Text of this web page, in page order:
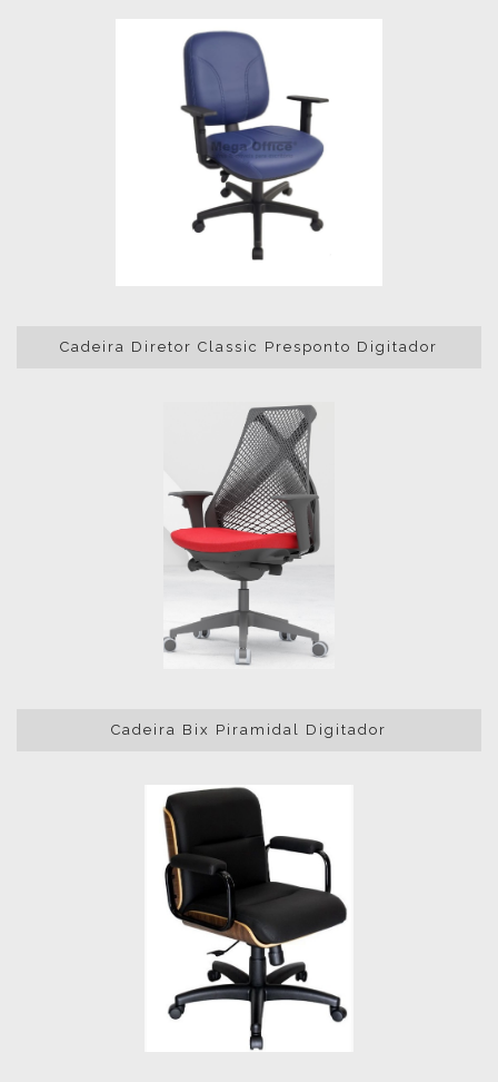
Cadeira Diretor Classic Presponto Digitador
Cadeira Bix Piramidal Digitador